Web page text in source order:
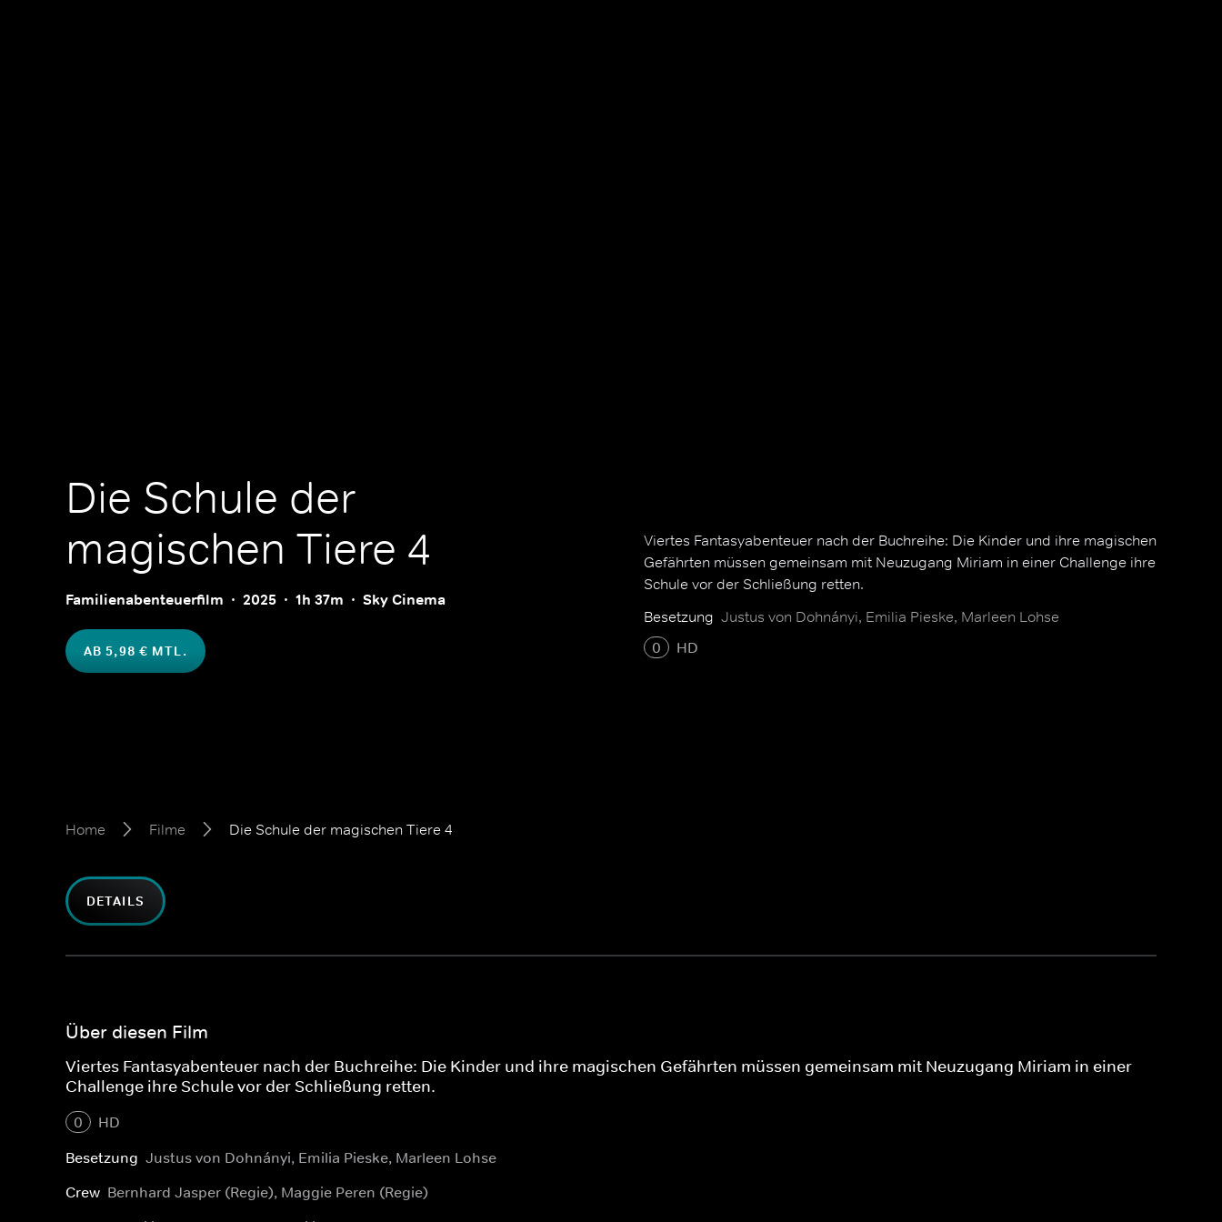
Die Schule der
magischen Tiere 4
Familienabenteuerfilm 2025 1h 37m Sky Cinema
AB 5,98 € MTL.
Viertes Fantasyabenteuer nach der Buchreihe: Die Kinder und ihre magischen
Gefährten müssen gemeinsam mit Neuzugang Miriam in einer Challenge ihre
Schule vor der Schließung retten.
Besetzung Justus von Dohnányi, Emilia Pieske, Marleen Lohse
0
HD
Home Filme Die Schule der magischen Tiere 4
DETAILS
Über diesen Film
Viertes Fantasyabenteuer nach der Buchreihe: Die Kinder und ihre magischen Gefährten müssen gemeinsam mit Neuzugang Miriam in einer
Challenge ihre Schule vor der Schließung retten.
0
HD
Besetzung Justus von Dohnányi, Emilia Pieske, Marleen Lohse
Crew Bernhard Jasper (Regie), Maggie Peren (Regie)